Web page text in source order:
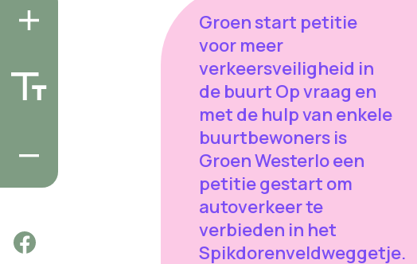
Groen start petitie
voor meer
verkeersveiligheid in
de buurt Op vraag en
met de hulp van enkele
buurtbewoners is
Groen Westerlo een
petitie gestart om
autoverkeer te
verbieden in het
Spikdorenveldweggetje.